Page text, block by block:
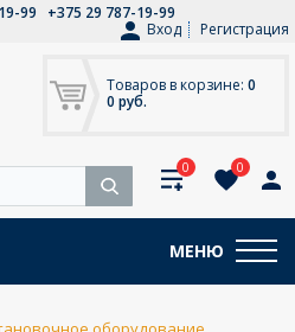
99
+375 29 787-19-99
Вход
Регистрация
Товаров в корзине: 0
0 руб.
0 0
МЕНЮ